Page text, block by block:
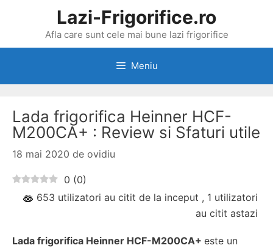
Lazi-Frigorifice.ro
Afla care sunt cele mai bune lazi frigorifice
Meniu
Lada frigorifica Heinner HCF-
M200CA+ : Review si Sfaturi utile
18 mai 2020 de ovidiu
0 (0)
653 utilizatori au citit de la inceput , 1 utilizatori
au citit astazi
Lada frigorifica Heinner HCF-M200CA+ este un